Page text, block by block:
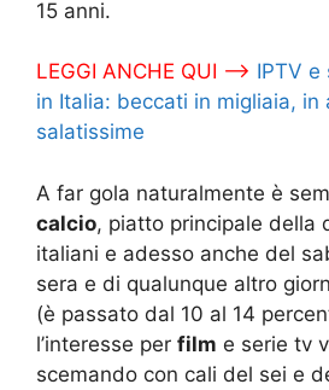
15 anni.
LEGGI ANCHE QUI –> IPTV e
in Italia: beccati in migliaia, in
salatissime
A far gola naturalmente è
calcio, piatto principale della
italiani e adesso anche del
sera e di qualunque altro
(è passato dal 10 al 14
l’interesse per film e serie tv
scemando con cali del sei e